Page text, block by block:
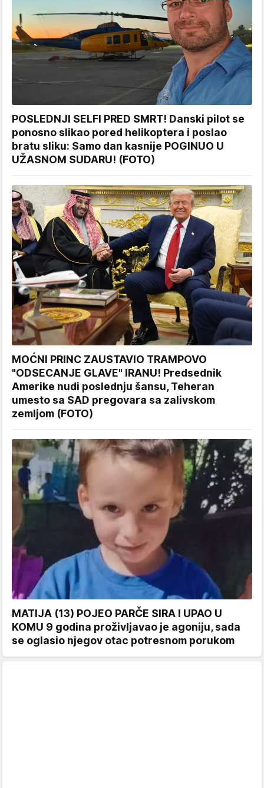
POSLEDNJI SELFI PRED SMRT! Danski pilot se
ponosno slikao pored helikoptera i poslao
bratu sliku: Samo dan kasnije POGINUO U
UŽASNOM SUDARU! (FOTO)
MOĆNI PRINC ZAUSTAVIO TRAMPOVO
"ODSECANJE GLAVE" IRANU! Predsednik
Amerike nudi poslednju šansu, Teheran
umesto sa SAD pregovara sa zalivskom
zemljom (FOTO)
MATIJA (13) POJEO PARČE SIRA I UPAO U
KOMU 9 godina proživljavao je agoniju, sada
se oglasio njegov otac potresnom porukom